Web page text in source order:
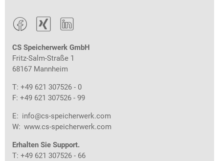
  
CS Speicherwerk GmbH
Fritz-Salm-Straße 1
68167 Mannheim
T: +49 621 307526 - 0
F: +49 621 307526 - 99
E: info@cs-speicherwerk.com
W: www.cs-speicherwerk.com
Erhalten Sie Support.
T: +49 621 307526 - 66